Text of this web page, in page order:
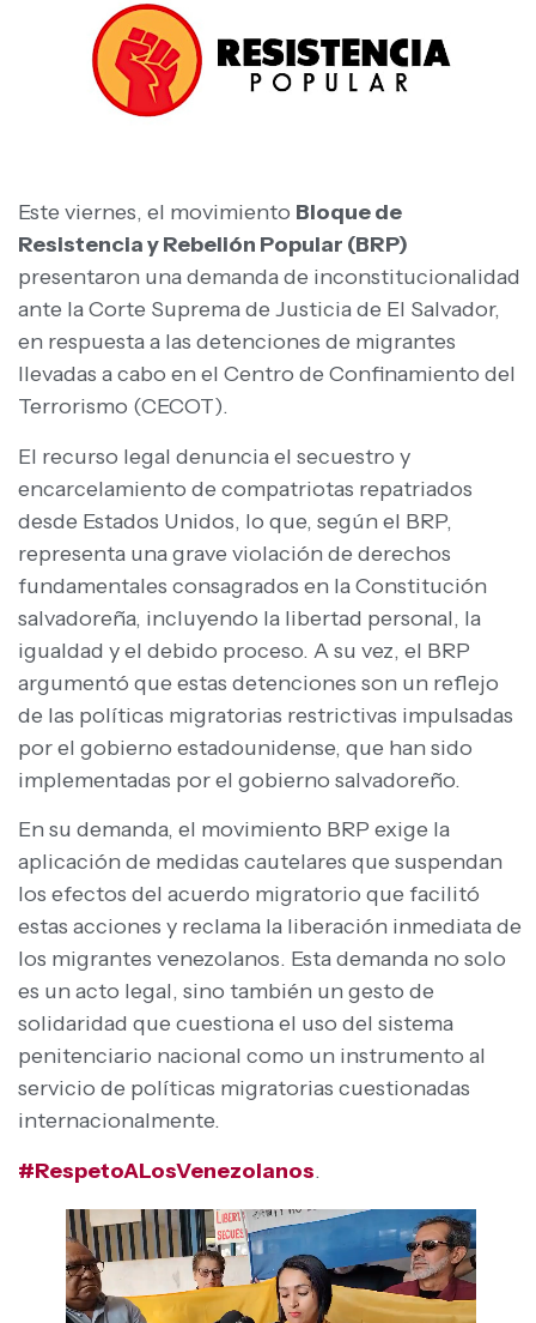
Este viernes, el movimiento Bloque de
Resistencia y Rebelión Popular (BRP)
presentaron una demanda de inconstitucionalidad
ante la Corte Suprema de Justicia de El Salvador,
en respuesta a las detenciones de migrantes
llevadas a cabo en el Centro de Confinamiento del
Terrorismo (CECOT).
El recurso legal denuncia el secuestro y
encarcelamiento de compatriotas repatriados
desde Estados Unidos, lo que, según el BRP,
representa una grave violación de derechos
fundamentales consagrados en la Constitución
salvadoreña, incluyendo la libertad personal, la
igualdad y el debido proceso. A su vez, el BRP
argumentó que estas detenciones son un reflejo
de las políticas migratorias restrictivas impulsadas
por el gobierno estadounidense, que han sido
implementadas por el gobierno salvadoreño.
En su demanda, el movimiento BRP exige la
aplicación de medidas cautelares que suspendan
los efectos del acuerdo migratorio que facilitó
estas acciones y reclama la liberación inmediata de
los migrantes venezolanos. Esta demanda no solo
es un acto legal, sino también un gesto de
solidaridad que cuestiona el uso del sistema
penitenciario nacional como un instrumento al
servicio de políticas migratorias cuestionadas
internacionalmente.
#RespetoALosVenezolanos.